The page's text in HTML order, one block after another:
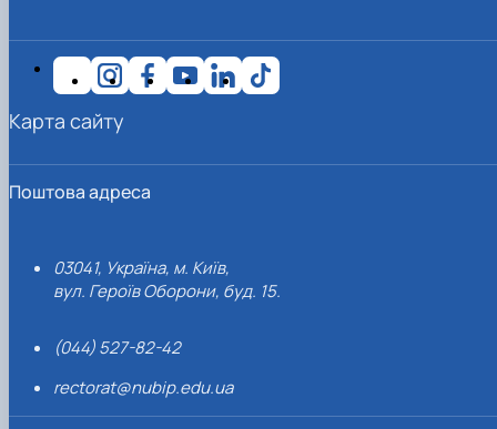
Поштова адреса
03041, Україна, м. Київ,
вул. Героїв Оборони, буд. 15.
(044) 527-82-42
rectorat@nubip.edu.ua
Карта сайту